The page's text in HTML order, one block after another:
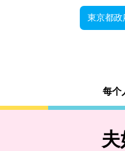
東京都政
每个
夫